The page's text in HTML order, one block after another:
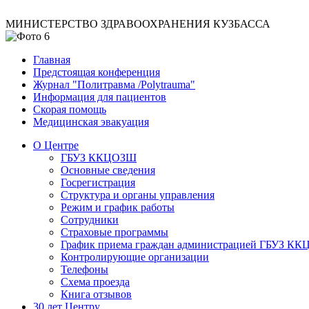
МИНИСТЕРСТВО ЗДРАВООХРАНЕНИЯ КУЗБАССА
Главная
Предстоящая конференция
Журнал "Политравма /Polytrauma"
Информация для пациентов
Скорая помощь
Медицинская эвакуация
О Центре
ГБУЗ ККЦОЗШ
Основные сведения
Госрегистрация
Структура и органы управления
Режим и график работы
Сотрудники
Страховые программы
График приема граждан администрацией ГБУЗ
Контролирующие организации
Телефоны
Схема проезда
Книга отзывов
30 лет Центру